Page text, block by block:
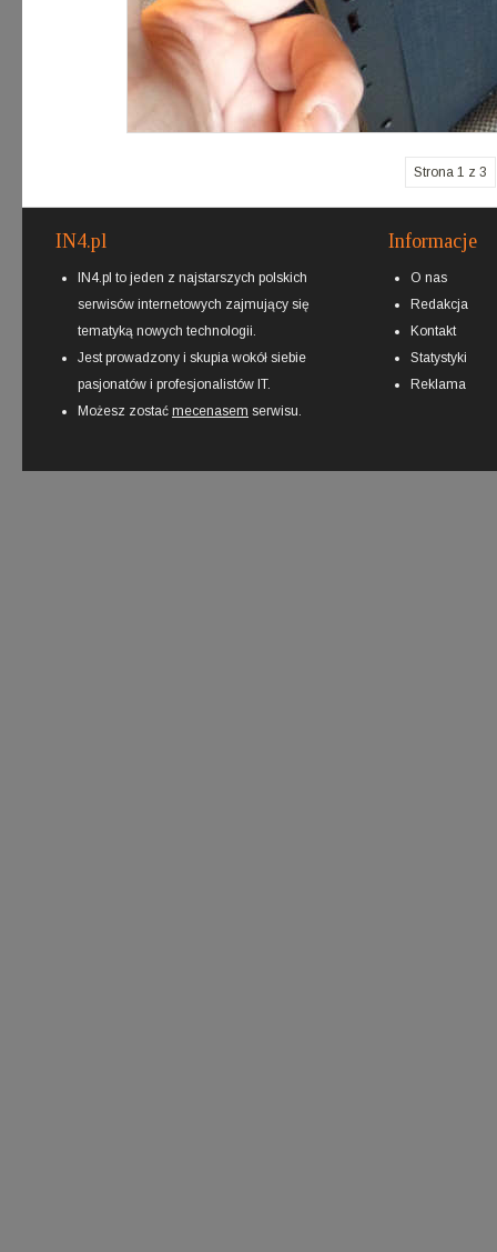
Strona 1 z 3
IN4.pl
IN4.pl to jeden z najstarszych polskich
serwisów internetowych zajmujący się
tematyką nowych technologii.
Jest prowadzony i skupia wokół siebie
pasjonatów i profesjonalistów IT.
Możesz zostać mecenasem serwisu.
Informacje
O nas
Redakcja
Kontakt
Statystyki
Reklama